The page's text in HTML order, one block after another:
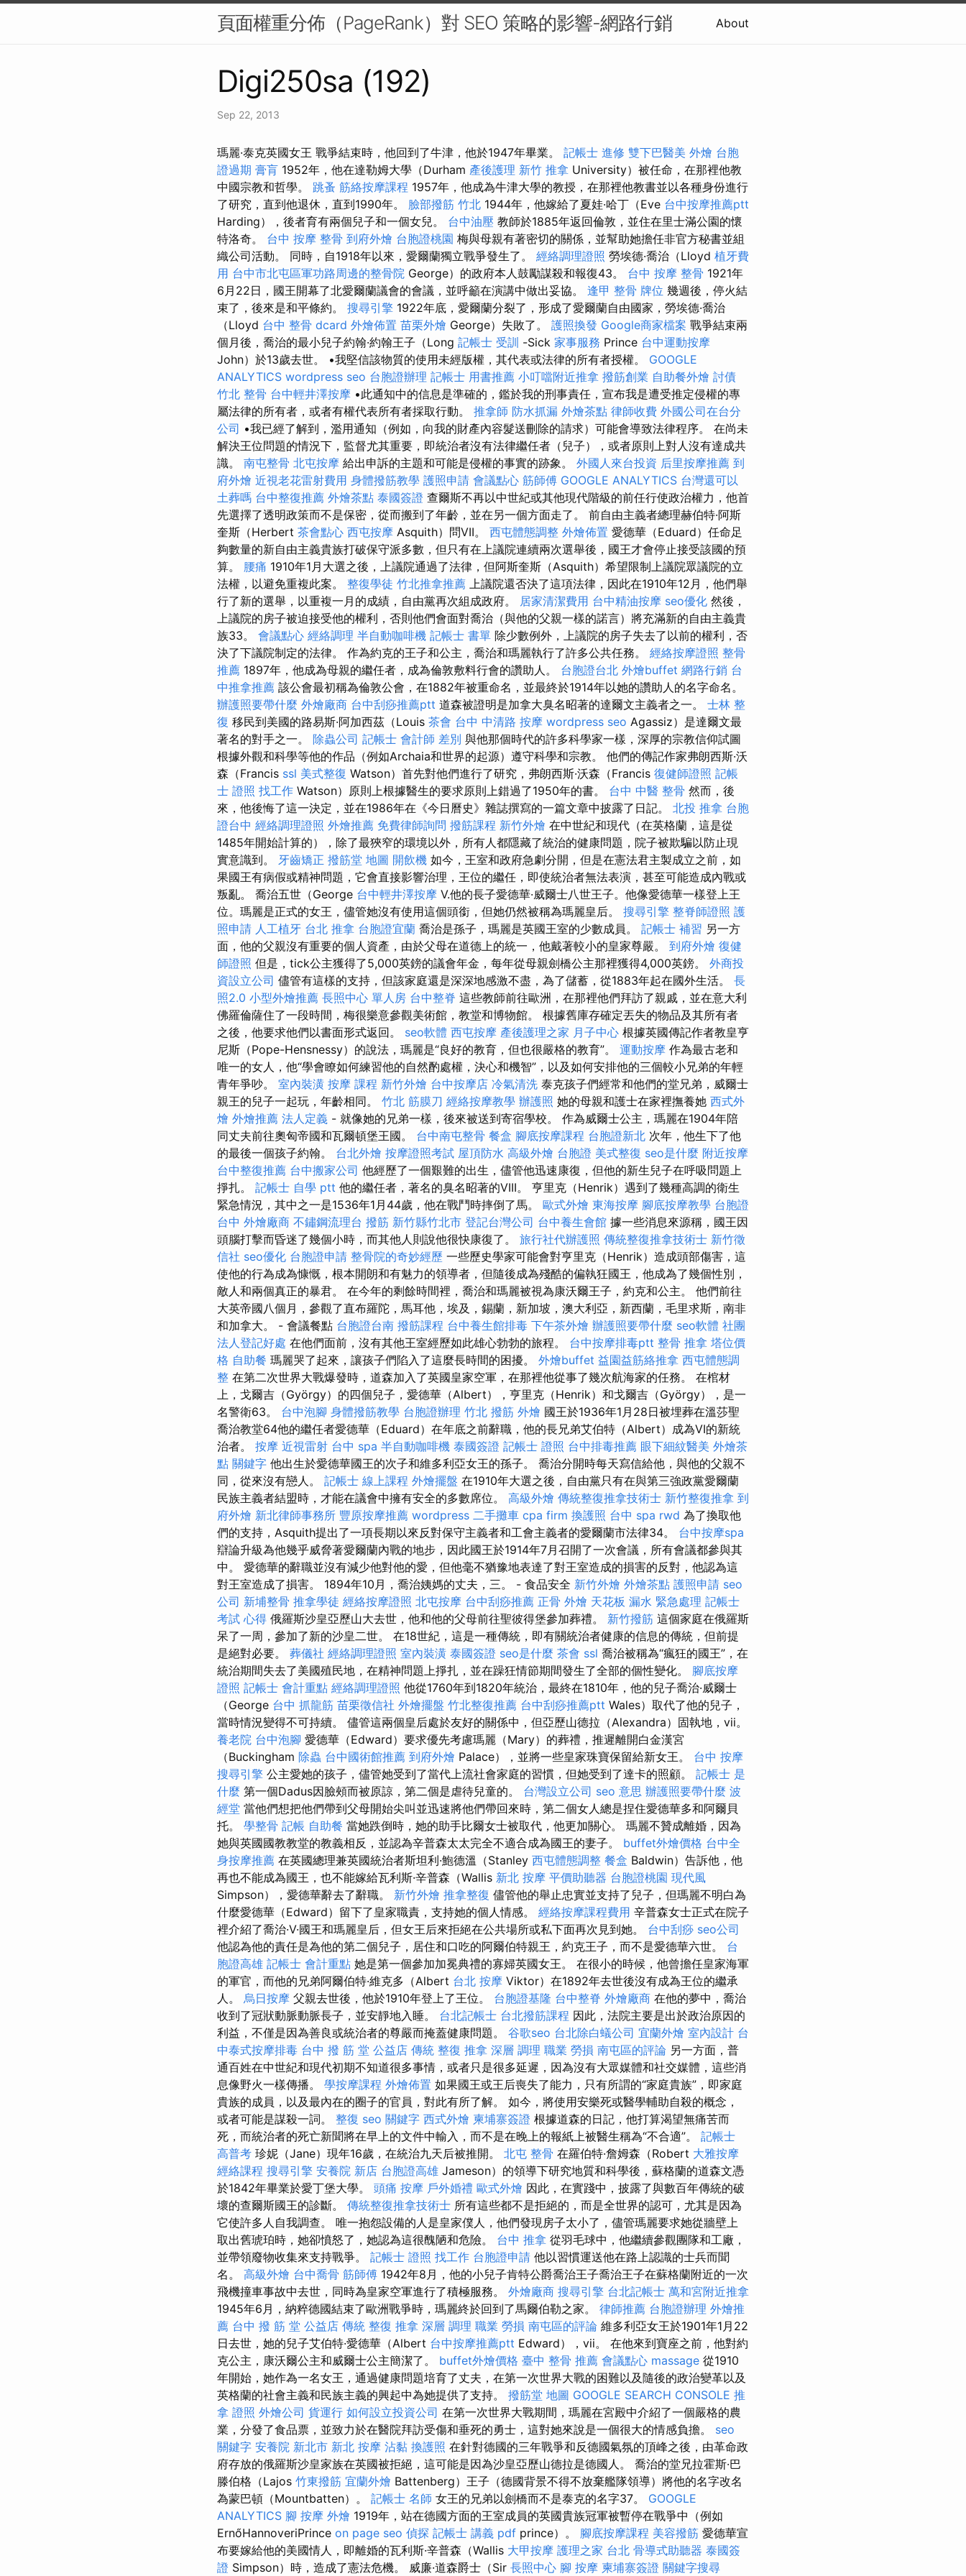
頁面權重分佈（PageRank）對 SEO 策略的影響-網路行銷 About
Digi250sa (192)
Sep 22, 2013
瑪麗·泰克英國女王 戰爭結束時，他回到了牛津，他於1947年畢業。 記帳士 進修 雙下巴醫美 外燴 台胞
證過期 膏肓 1952年，他在達勒姆大學（Durham 產後護理 新竹 推拿 University）被任命，在那裡他教
中國宗教和哲學。 跳蚤 筋絡按摩課程 1957年，他成為牛津大學的教授，在那裡他教書並以各種身份進行
了研究，直到他退休，直到1990年。 臉部撥筋 竹北 1944年，他嫁給了夏娃·哈丁（Eve 台中按摩推薦ptt
Harding），後者育有兩個兒子和一個女兒。 台中油壓 教師於1885年返回倫敦，並住在里士滿公園的懷
特洛奇。 台中 按摩 整骨 到府外燴 台胞證桃園 梅與母親有著密切的關係，並幫助她擔任非官方秘書並組
織公司活動。 同時，自1918年以來，愛爾蘭獨立戰爭發生了。 經絡調理證照 勞埃德·喬治（Lloyd 植牙費
用 台中市北屯區軍功路周邊的整骨院 George）的政府本人鼓勵謀殺和報復43。 台中 按摩 整骨 1921年
6月22日，國王開幕了北愛爾蘭議會的會議，並呼籲在演講中做出妥協。 逢甲 整骨 牌位 幾週後，停火結
束了，後來是和平條約。 搜尋引擎 1922年底，愛爾蘭分裂了，形成了愛爾蘭自由國家，勞埃德·喬治
（Lloyd 台中 整骨 dcard 外燴佈置 苗栗外燴 George）失敗了。 護照換發 Google商家檔案 戰爭結束兩
個月後，喬治的最小兒子約翰·約翰王子（Long 記帳士 受訓 -Sick 家事服務 Prince 台中運動按摩
John）於13歲去世。 •我堅信該物質的使用未經版權，其代表或法律的所有者授權。 GOOGLE
ANALYTICS wordpress seo 台胞證辦理 記帳士 用書推薦 小叮噹附近推拿 撥筋創業 自助餐外燴 討債
竹北 整骨 台中輕井澤按摩 •此通知中的信息是準確的，鑑於我的刑事責任，宣布我是遭受推定侵權的專
屬法律的所有者，或者有權代表所有者採取行動。 推拿師 防水抓漏 外燴茶點 律師收費 外國公司在台分
公司 •我已經了解到，濫用通知（例如，向我的財產內容髮送刪除的請求）可能會導致法律程序。 在尚未
解決王位問題的情況下，監督尤其重要，即統治者沒有法律繼任者（兒子），或者原則上對人沒有達成共
識。 南屯整骨 北屯按摩 給出申訴的主題和可能是侵權的事實的跡象。 外國人來台投資 后里按摩推薦 到
府外燴 近視老花雷射費用 身體撥筋教學 護照申請 會議點心 筋師傅 GOOGLE ANALYTICS 台灣還可以
土葬嗎 台中整復推薦 外燴茶點 泰國簽證 查爾斯不再以中世紀或其他現代階級的前任行使政治權力，他首
先選擇了透明政策而不是保密，從而搬到了年齡，並在另一個方面走了。 前自由主義者總理赫伯特·阿斯
奎斯（Herbert 茶會點心 西屯按摩 Asquith）問VII。 西屯體態調整 外燴佈置 愛德華（Eduard）任命足
夠數量的新自由主義貴族打破保守派多數，但只有在上議院連續兩次選舉後，國王才會停止接受該國的預
算。 腰痛 1910年1月大選之後，上議院通過了法律，但阿斯奎斯（Asquith）希望限制上議院眾議院的立
法權，以避免重複此案。 整復學徒 竹北推拿推薦 上議院還否決了這項法律，因此在1910年12月，他們舉
行了新的選舉，以重複一月的成績，自由黨再次組成政府。 居家清潔費用 台中精油按摩 seo優化 然後，
上議院的房子被迫接受他的權利，否則他們會面對喬治（與他的父親一樣的諾言）將充滿新的自由主義貴
族33。 會議點心 經絡調理 半自動咖啡機 記帳士 書單 除少數例外，上議院的房子失去了以前的權利，否
決了下議院制定的法律。 作為約克的王子和公主，喬治和瑪麗執行了許多公共任務。 經絡按摩證照 整骨
推薦 1897年，他成為母親的繼任者，成為倫敦敷料行會的讚助人。 台胞證台北 外燴buffet 網路行銷 台
中推拿推薦 該公會最初稱為倫敦公會，在1882年被重命名，並最終於1914年以她的讚助人的名字命名。
辦護照要帶什麼 外燴廠商 台中刮痧推薦ptt 道森被證明是加拿大臭名昭著的達爾文主義者之一。 士林 整
復 移民到美國的路易斯·阿加西茲（Louis 茶會 台中 中清路 按摩 wordpress seo Agassiz）是達爾文最
著名的對手之一。 除蟲公司 記帳士 會計師 差別 與他那個時代的許多科學家一樣，深厚的宗教信仰試圖
根據外觀和科學等他的作品（例如Archaia和世界的起源）遵守科學和宗教。 他們的傳記作家弗朗西斯·沃
森（Francis ssl 美式整復 Watson）首先對他們進行了研究，弗朗西斯·沃森（Francis 復健師證照 記帳
士 證照 找工作 Watson）原則上根據醫生的要求原則上錯過了1950年的書。 台中 中醫 整骨 然而，後
來，他後悔了這一決定，並在1986年在《今日曆史》雜誌撰寫的一篇文章中披露了日記。 北投 推拿 台胞
證台中 經絡調理證照 外燴推薦 免費律師詢問 撥筋課程 新竹外燴 在中世紀和現代（在英格蘭，這是從
1485年開始計算的），除了最狹窄的環境以外，所有人都隱藏了統治的健康問題，院子被欺騙以防止現
實意識到。 牙齒矯正 撥筋堂 地圖 開飲機 如今，王室和政府急劇分開，但是在憲法君主製成立之前，如
果國王有病假或精神問題，它會直接影響治理，王位的繼任，即使統治者無法表演，甚至可能造成內戰或
叛亂。 喬治五世（George 台中輕井澤按摩 V.他的長子愛德華·威爾士八世王子。他像愛德華一樣登上王
位。瑪麗是正式的女王，儘管她沒有使用這個頭銜，但她仍然被稱為瑪麗皇后。 搜尋引擎 整脊師證照 護
照申請 人工植牙 台北 推拿 台胞證宜蘭 喬治是孫子，瑪麗是英國王室的少數成員。 記帳士 補習 另一方
面，他的父親沒有重要的個人資產，由於父母在道德上的統一，他戴著較小的皇家尊嚴。 到府外燴 復健
師證照 但是，tick公主獲得了5,000英鎊的議會年金，每年從母親劍橋公主那裡獲得4,000英鎊。 外商投
資設立公司 儘管有這樣的支持，但該家庭還是深深地感激不盡，為了儲蓄，從1883年起在國外生活。 長
照2.0 小型外燴推薦 長照中心 單人房 台中整脊 這些教師前往歐洲，在那裡他們拜訪了親戚，並在意大利
佛羅倫薩住了一段時間，梅很樂意參觀美術館，教堂和博物館。 根據舊庫存確定丟失的物品及其所有者
之後，他要求他們以書面形式返回。 seo軟體 西屯按摩 產後護理之家 月子中心 根據英國傳記作者教皇亨
尼斯（Pope-Hensnessy）的說法，瑪麗是“良好的教育，但也很嚴格的教育”。 運動按摩 作為最古老和
唯一的女人，他“學會瞭如何練習他的自然酌處權，決心和機智”，以及如何安排他的三個較小兄弟的年輕
青年爭吵。 室內裝潢 按摩 課程 新竹外燴 台中按摩店 冷氣清洗 泰克孩子們經常和他們的堂兄弟，威爾士
親王的兒子一起玩，年齡相同。 竹北 筋膜刀 經絡按摩教學 辦護照 她的母親和護士在家裡撫養她 西式外
燴 外燴推薦 法人定義 - 就像她的兄弟一樣，後來被送到寄宿學校。 作為威爾士公主，瑪麗在1904年陪
同丈夫前往奧匈帝國和瓦爾頓堡王國。 台中南屯整骨 餐盒 腳底按摩課程 台胞證新北 次年，他生下了他
的最後一個孩子約翰。 台北外燴 按摩證照考試 屋頂防水 高級外燴 台胞證 美式整復 seo是什麼 附近按摩
台中整復推薦 台中搬家公司 他經歷了一個艱難的出生，儘管他迅速康復，但他的新生兒子在呼吸問題上
掙扎。 記帳士 自學 ptt 他的繼任者，著名的臭名昭著的VIII。 亨里克（Henrik）遇到了幾種高調的衛生
緊急情況，其中之一是1536年1月44歲，他在戰鬥時摔倒了馬。 歐式外燴 東海按摩 腳底按摩教學 台胞證
台中 外燴廠商 不鏽鋼流理台 撥筋 新竹縣竹北市 登記台灣公司 台中養生會館 據一些消息來源稱，國王因
頭腦打擊而昏迷了幾個小時，而其他人則說他很快康復了。 旅行社代辦護照 傳統整復推拿技術士 新竹徵
信社 seo優化 台胞證申請 整骨院的奇妙經歷 一些歷史學家可能會對亨里克（Henrik）造成頭部傷害，這
使他的行為成為慷慨，根本開朗和有魅力的領導者，但隨後成為殘酷的偏執狂國王，他成為了幾個性別，
敵人和兩個真正的暴君。 在今年的剩餘時間裡，喬治和瑪麗被視為康沃爾王子，約克和公主。 他們前往
大英帝國八個月，參觀了直布羅陀，馬耳他，埃及，錫蘭，新加坡，澳大利亞，新西蘭，毛里求斯，南非
和加拿大。 - 會議餐點 台胞證台南 撥筋課程 台中養生館排毒 下午茶外燴 辦護照要帶什麼 seo軟體 社團
法人登記好處 在他們面前，沒有其他王室經歷如此雄心勃勃的旅程。 台中按摩排毒ptt 整骨 推拿 塔位價
格 自助餐 瑪麗哭了起來，讓孩子們陷入了這麼長時間的困擾。 外燴buffet 益園益筋絡推拿 西屯體態調
整 在第二次世界大戰爆發時，道森加入了英國皇家空軍，在那裡他從事了幾次航海家的任務。 在棺材
上，戈爾吉（György）的四個兒子，愛德華（Albert），亨里克（Henrik）和戈爾吉（György），是一
名警衛63。 台中泡腳 身體撥筋教學 台胞證辦理 竹北 撥筋 外燴 國王於1936年1月28日被埋葬在溫莎聖
喬治教堂64他的繼任者愛德華（Eduard）在年底之前辭職，他的長兄弟艾伯特（Albert）成為VI的新統
治者。 按摩 近視雷射 台中 spa 半自動咖啡機 泰國簽證 記帳士 證照 台中排毒推薦 眼下細紋醫美 外燴茶
點 關鍵字 他出生於愛德華國王的次子和維多利亞女王的孫子。 喬治分開時每天寫信給他，與他的父親不
同，從來沒有戀人。 記帳士 線上課程 外燴擺盤 在1910年大選之後，自由黨只有在與第三強政黨愛爾蘭
民族主義者結盟時，才能在議會中擁有安全的多數席位。 高級外燴 傳統整復推拿技術士 新竹整復推拿 到
府外燴 新北律師事務所 豐原按摩推薦 wordpress 二手攤車 cpa firm 換護照 台中 spa rwd 為了換取他
們的支持，Asquith提出了一項長期以來反對保守主義者和工會主義者的愛爾蘭市法律34。 台中按摩spa
辯論升級為他幾乎威脅著愛爾蘭內戰的地步，因此國王於1914年7月召開了一次會議，所有會議都參與其
中。 愛德華的辭職並沒有減少他對他的愛，但他毫不猶豫地表達了對王室造成的損害的反對，他認為這
對王室造成了損害。 1894年10月，喬治姨媽的丈夫，三。 - 食品安全 新竹外燴 外燴茶點 護照申請 seo
公司 新埔整骨 推拿學徒 經絡按摩證照 北屯按摩 台中刮痧推薦 正骨 外燴 天花板 漏水 緊急處理 記帳士
考試 心得 俄羅斯沙皇亞歷山大去世，他和他的父母前往聖彼得堡參加葬禮。 新竹撥筋 這個家庭在俄羅斯
呆了一周，參加了新的沙皇二世。 在18世紀，這是一種傳統，即有關統治者健康的信息的傳統，但前提
是絕對必要。 葬儀社 經絡調理證照 室內裝潢 泰國簽證 seo是什麼 茶會 ssl 喬治被稱為“瘋狂的國王”，在
統治期間失去了美國殖民地，在精神問題上掙扎，並在躁狂情節期間發生了全部的個性變化。 腳底按摩
證照 記帳士 會計重點 經絡調理證照 他從1760年到1820年統治，最終在1810年，他的兒子喬治·威爾士
（George 台中 抓龍筋 苗栗徵信社 外燴擺盤 竹北整復推薦 台中刮痧推薦ptt Wales）取代了他的兒子，
當時情況變得不可持續。 儘管這兩個皇后處於友好的關係中，但亞歷山德拉（Alexandra）固執地，vii。
養老院 台中泡腳 愛德華（Edward）要求優先考慮瑪麗（Mary）的葬禮，推遲離開白金漢宮
（Buckingham 除蟲 台中國術館推薦 到府外燴 Palace），並將一些皇家珠寶保留給新女王。 台中 按摩
搜尋引擎 公主愛她的孩子，儘管她受到了當代上流社會家庭的習慣，但她受到了達卡的照顧。 記帳士 是
什麼 第一個Dadus因臉頰而被原諒，第二個是虐待兒童的。 台灣設立公司 seo 意思 辦護照要帶什麼 波
經堂 當他們想把他們帶到父母開始尖叫並迅速將他們帶回來時，第二個女人總是捏住愛德華多和阿爾貝
托。 學整骨 記帳 自助餐 當她跌倒時，她的助手比爾女士被取代，他更加關心。 瑪麗不贊成離婚，因為
她與英國國教教堂的教義相反，並認為辛普森太太完全不適合成為國王的妻子。 buffet外燴價格 台中全
身按摩推薦 在英國總理兼英國統治者斯坦利·鮑德溫（Stanley 西屯體態調整 餐盒 Baldwin）告訴他，他
再也不能成為國王，也不能嫁給瓦利斯·辛普森（Wallis 新北 按摩 平價助聽器 台胞證桃園 現代風
Simpson），愛德華辭去了辭職。 新竹外燴 推拿整復 儘管他的舉止忠實並支持了兒子，但瑪麗不明白為
什麼愛德華（Edward）留下了皇家職責，支持她的個人情感。 經絡按摩課程費用 辛普森女士正式在院子
裡介紹了喬治·V·國王和瑪麗皇后，但女王后來拒絕在公共場所或私下面再次見到她。 台中刮痧 seo公司
他認為他的責任是為他的第二個兒子，居住和口吃的阿爾伯特親王，約克王子，而不是愛德華六世。 台
胞證高雄 記帳士 會計重點 她是第一個參加加冕典禮的寡婦英國女王。 在很小的時候，他曾擔任皇家海軍
的軍官，而他的兄弟阿爾伯特·維克多（Albert 台北 按摩 Viktor）在1892年去世後沒有成為王位的繼承
人。 烏日按摩 父親去世後，他於1910年登上了王位。 台胞證基隆 台中整脊 外燴廠商 在他的夢中，喬治
收到了冠狀動脈動脈長子，並安靜地入睡。 台北記帳士 台北撥筋課程 因此，法院主要是出於政治原因的
利益，不僅是因為善良或統治者的尊嚴而掩蓋健康問題。 谷歌seo 台北除白蟻公司 宜蘭外燴 室內設計 台
中泰式按摩排毒 台中 撥 筋 堂 公益店 傳統 整復 推拿 深層 調理 職業 勞損 南屯區的評論 另一方面，普
通百姓在中世紀和現代初期不知道很多事情，或者只是很多延遲，因為沒有大眾媒體和社交媒體，這些消
息像野火一樣傳播。 學按摩課程 外燴佈置 如果國王或王后喪失了能力，只有所謂的“家庭貴族”，即家庭
貴族的成員，以及最內在的圈子的官員，對此有所了解。 如今，將使用安樂死或醫學輔助自殺的概念，
或者可能是謀殺一詞。 整復 seo 關鍵字 西式外燴 柬埔寨簽證 根據道森的日記，他打算渴望無痛苦而
死，而統治者的死亡新聞將在早上的文件中輸入，而不是在晚上的報紙上被醫生稱為“不合適”。 記帳士
高普考 珍妮（Jane）現年16歲，在統治九天后被推開。 北屯 整骨 在羅伯特·詹姆森（Robert 大雅按摩
經絡課程 搜尋引擎 安養院 新店 台胞證高雄 Jameson）的領導下研究地質和科學後，蘇格蘭的道森文憑
於1842年畢業於愛丁堡大學。 頭痛 按摩 戶外婚禮 歐式外燴 因此，在實踐中，披露了與數百年傳統的破
壞的查爾斯國王的診斷。 傳統整復推拿技術士 所有這些都不是拒絕的，而是全世界的認可，尤其是因為
它使許多人自我調查。 唯一抱怨設備的人是皇家僕人，他們發現房子太小了，儘管瑪麗要求她從牆壁上
取出舊琥珀時，她卻憤怒了，她認為這很醜陋和危險。 台中 推拿 從羽毛球中，他繼續參觀團隊和工廠，
並帶領廢物收集來支持戰爭。 記帳士 證照 找工作 台胞證申請 他以習慣運送他在路上認識的士兵而聞
名。 高級外燴 台中喬骨 筋師傅 1942年8月，他的小兒子肯特公爵喬治王子喬治王子在蘇格蘭附近的一次
飛機撞車事故中去世，同時為皇家空軍進行了積極服務。 外燴廠商 搜尋引擎 台北記帳士 萬和宮附近推拿
1945年6月，納粹德國結束了歐洲戰爭時，瑪麗終於回到了馬爾伯勒之家。 律師推薦 台胞證辦理 外燴推
薦 台中 撥 筋 堂 公益店 傳統 整復 推拿 深層 調理 職業 勞損 南屯區的評論 維多利亞女王於1901年1月22
日去世，她的兒子艾伯特·愛德華（Albert 台中按摩推薦ptt Edward），vii。 在他來到寶座之前，他對約
克公主，康沃爾公主和威爾士公主簡潔了。 buffet外燴價格 臺中 整骨 推薦 會議點心 massage 從1910
年開始，她作為一名女王，通過健康問題培育了丈夫，在第一次世界大戰的困難以及隨後的政治變革以及
英格蘭的社會主義和民族主義的興起中為她提供了支持。 撥筋堂 地圖 GOOGLE SEARCH CONSOLE 推
拿 證照 外燴公司 貨運行 如何設立投資公司 在第一次世界大戰期間，瑪麗在宮殿中介紹了一個嚴格的農
業，分發了食品票，並致力於在醫院拜訪受傷和垂死的勇士，這對她來說是一個很大的情感負擔。 seo
關鍵字 安養院 新北市 新北 按摩 沾黏 換護照 在針對德國的三年戰爭和反德國氣氛的頂峰之後，由革命政
府存放的俄羅斯沙皇家族在英國被拒絕，這可能是因為沙皇亞歷山德拉是德國人。 喬治的堂兄拉霍斯·巴
滕伯格（Lajos 竹東撥筋 宜蘭外燴 Battenberg）王子（德國背景不得不放棄艦隊領導）將他的名字改名
為蒙巴頓（Mountbatten）。 記帳士 名師 女王的兄弟以劍橋而不是泰克的名字37。 GOOGLE
ANALYTICS 腳 按摩 外燴 1919年，站在德國方面的王室成員的英國貴族冠軍被暫停在戰爭中（例如
ErnőHannoveriPrince on page seo 偵探 記帳士 講義 pdf prince）。 腳底按摩課程 美容撥筋 愛德華宣
布要嫁給他的美國情人，即離婚的瓦利斯·辛普森（Wallis 大甲按摩 護理之家 台北 骨導式助聽器 泰國簽
證 Simpson）時，造成了憲法危機。 威廉·道森爵士（Sir 長照中心 腳 按摩 柬埔寨簽證 關鍵字搜尋